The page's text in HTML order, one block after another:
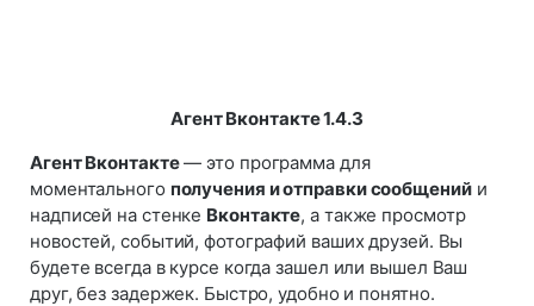
Агент Вконтакте 1.4.3
Агент Вконтакте— это программа для
моментального получения и отправки сообщенийи
надписей на стенке Вконтакте, а также просмотр
новостей, событий, фотографий ваших друзей. Вы
будете всегда в курсе когда зашел или вышел Ваш
друг, без задержек. Быстро, удобно и понятно.